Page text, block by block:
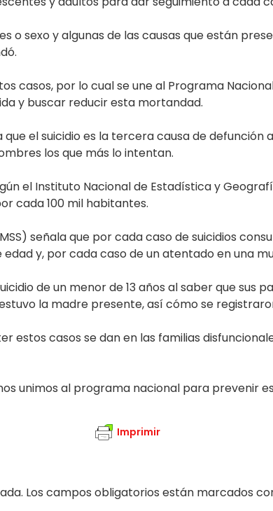
o sexo y algunas de las causas que están
casos, por lo cual se une al Programa
y buscar reducir esta mortandad.
que el suicidio es la tercera causa de
los que más lo intentan.
el Instituto Nacional de Estadística y
cada 100 mil habitantes.
señala que por cada caso de suicidios
y, por cada caso de un atentado en una
de un menor de 13 años al saber que
la madre presente, así cómo se
estos casos se dan en las familias
unimos al programa nacional para prevenir
Imprimir
Los campos obligatorios están marcados